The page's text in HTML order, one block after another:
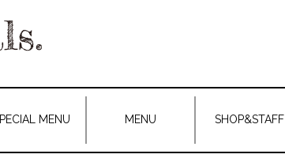
MENU MENU SHOP&STAFF